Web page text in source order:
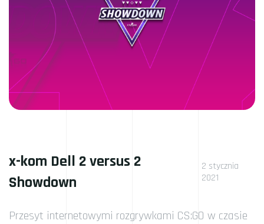
x-kom Dell 2 versus 2
Showdown
2 stycznia
2021
Przesyt internetowymi rozgrywkami CS:GO w czasie